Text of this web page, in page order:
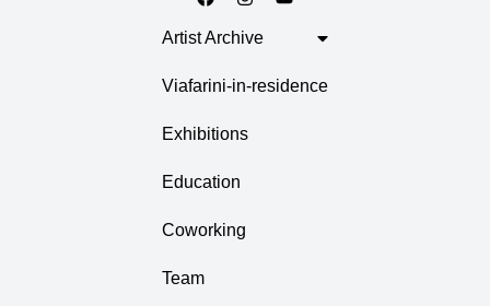
Artist Archive
Viafarini-in-residence
Exhibitions
Education
Coworking
Team